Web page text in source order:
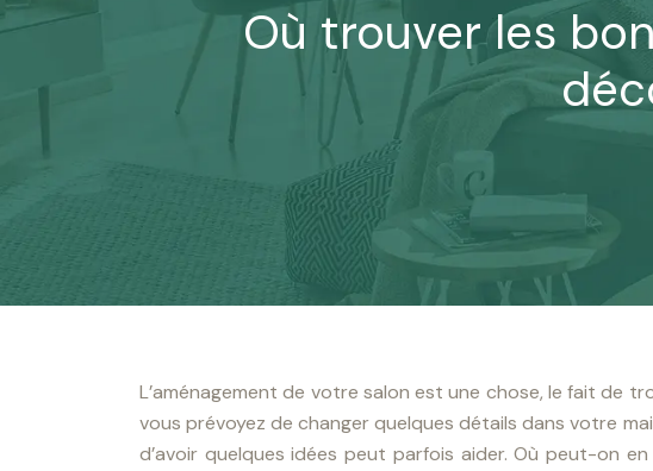
Où trouver les
L’aménagement de votre salon est une chose, le fait de
vous prévoyez de changer quelques détails dans votre
d’avoir quelques idées peut parfois aider. Où peut-on